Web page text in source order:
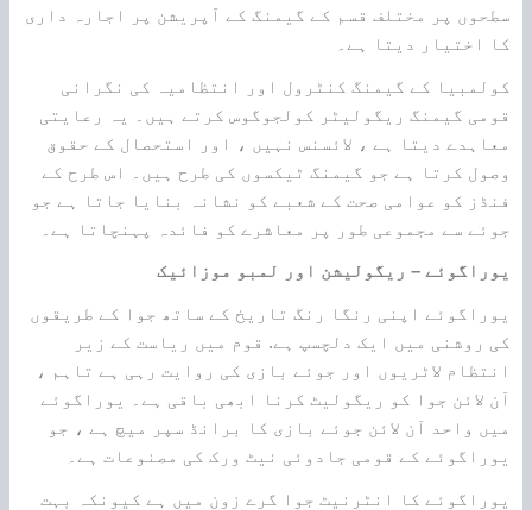
سطحوں پر مختلف قسم کے گیمنگ کے آپریشن پر اجارہ داری
کا اختیار دیتا ہے۔
کولمبیا کے گیمنگ کنٹرول اور انتظامیہ کی نگرانی
قومی گیمنگ ریگولیٹر کولجوگوس کرتے ہیں۔ یہ رعایتی
معاہدے دیتا ہے ، لائسنس نہیں ، اور استحصال کے حقوق
وصول کرتا ہے جو گیمنگ ٹیکسوں کی طرح ہیں۔ اس طرح کے
فنڈز کو عوامی صحت کے شعبے کو نشانہ بنایا جاتا ہے جو
جوئے سے مجموعی طور پر معاشرے کو فائدہ پہنچاتا ہے۔
یوراگوئے – ریگولیشن اور لمبو موزائیک
یوراگوئے اپنی رنگا رنگ تاریخ کے ساتھ جوا کے طریقوں
کی روشنی میں ایک دلچسپ ہے. قوم میں ریاست کے زیر
انتظام لاٹریوں اور جوئے بازی کی روایت رہی ہے تاہم ،
آن لائن جوا کو ریگولیٹ کرنا ابھی باقی ہے۔ یوراگوئے
میں واحد آن لائن جوئے بازی کا برانڈ سپر میچ ہے ، جو
یوراگوئے کے قومی جادوئی نیٹ ورک کی مصنوعات ہے۔
یوراگوئے کا انٹرنیٹ جوا گرے زون میں ہے کیونکہ بہت